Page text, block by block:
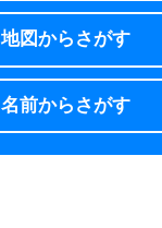
地図からさがす
名前からさがす